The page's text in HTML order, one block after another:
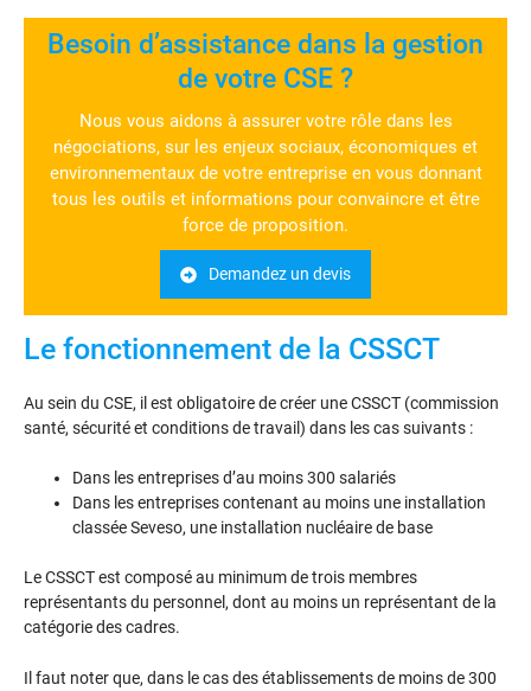
Besoin d’assistance dans la gestion
de votre CSE ?
Nous vous aidons à assurer votre rôle dans les
négociations, sur les enjeux sociaux, économiques et
environnementaux de votre entreprise en vous donnant
tous les outils et informations pour convaincre et être
force de proposition.
Demandez un devis
Le fonctionnement de la CSSCT
Au sein du CSE, il est obligatoire de créer une CSSCT (commission
santé, sécurité et conditions de travail) dans les cas suivants :
Dans les entreprises d’au moins 300 salariés
Dans les entreprises contenant au moins une installation
classée Seveso, une installation nucléaire de base
Le CSSCT est composé au minimum de trois membres
représentants du personnel, dont au moins un représentant de la
catégorie des cadres.
Il faut noter que, dans le cas des établissements de moins de 300